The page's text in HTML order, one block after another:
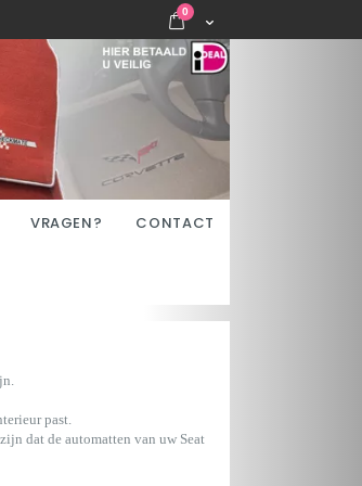
Cart
0 items
VRAGEN? CONTACT
past.
dat de automatten van uw Seat